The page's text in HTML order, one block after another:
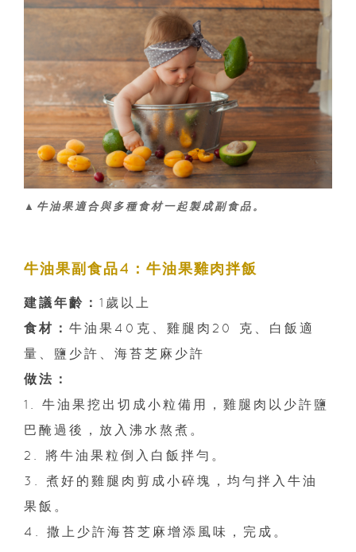
▲牛油果適合與多種食材一起製成副食品。
牛油果副食品4：牛油果雞肉拌飯
建議年齡： 1歲以上
食材： 牛油果40克、雞腿肉20 克、白飯適
量、鹽少許、海苔芝麻少許
做法：
1. 牛油果挖出切成小粒備用，雞腿肉以少許鹽
巴醃過後，放入沸水熬煮。
2. 將牛油果粒倒入白飯拌勻。
3. 煮好的雞腿肉剪成小碎塊，均勻拌入牛油
果飯。
4. 撒上少許海苔芝麻增添風味，完成。